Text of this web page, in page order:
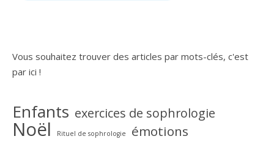
Vous souhaitez trouver des articles par mots-clés, c'est
par ici !
Enfants exercices de sophrologie
Noël Rituel de sophrologie émotions